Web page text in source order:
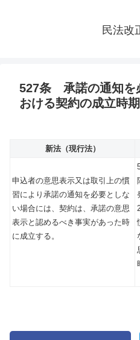
民法改
527条 承諾の通知を
おける契約の成立時期
新法（現行法）
申込者の意思表示又は取引上の慣
習により承諾の通知を必要としな
い場合には、契約は、承諾の意思
表示と認めるべき事実があった時
に成立する。